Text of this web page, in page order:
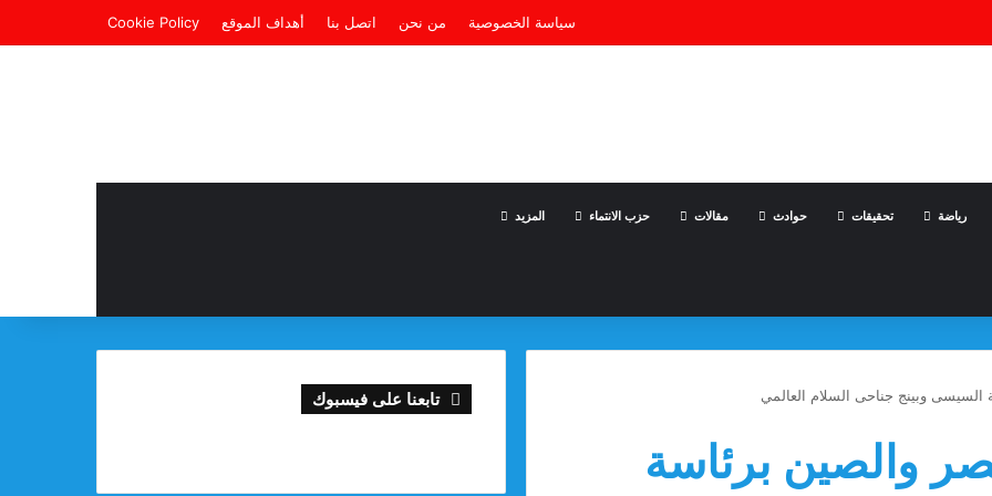
سياسة الخصوصية من نحن اتصل بنا أهداف الموقع Cookie Policy
رياضة تحقيقات حوادث مقالات حزب الانتماء المزيد
السيسى وبينج جناحى السلام العالمي
والصين برئاسة
تابعنا على فيسبوك